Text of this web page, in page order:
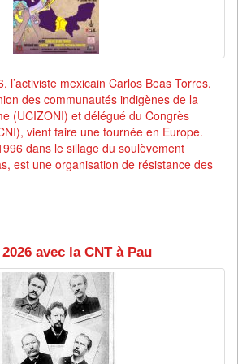
l’activiste mexicain Carlos Beas Torres,
des communautés indigènes de la
(UCIZONI) et délégué du Congrès
vient faire une tournée en Europe.
dans le sillage du soulèvement
est une organisation de résistance des
avec la CNT à Pau